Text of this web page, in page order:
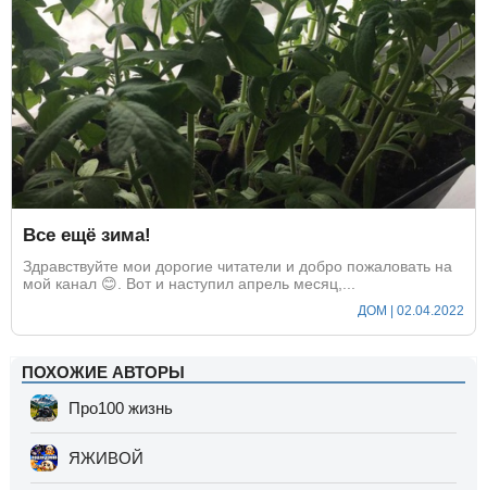
Все ещё зима!
Здравствуйте мои дорогие читатели и добро пожаловать на
мой канал 😊. Вот и наступил апрель месяц,...
ДОМ | 02.04.2022
ПОХОЖИЕ АВТОРЫ
Про100 жизнь
ЯЖИВОЙ